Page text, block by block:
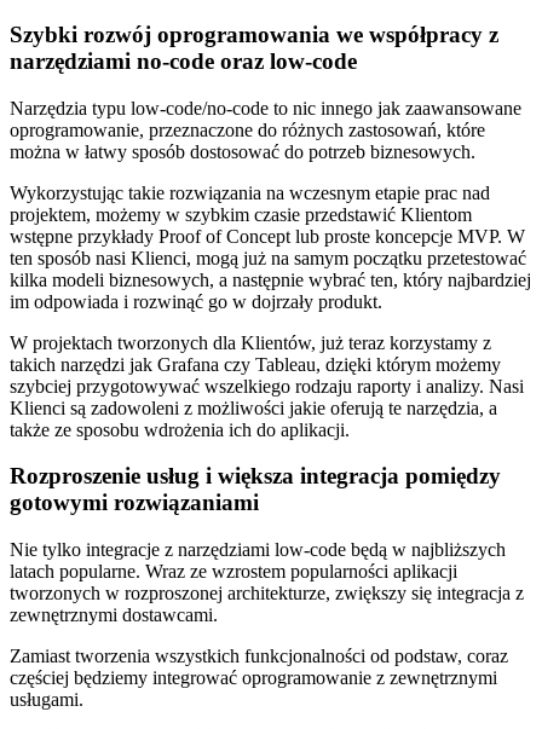
Szybki rozwój oprogramowania we współpracy z
narzędziami no-code oraz low-code
Narzędzia typu low-code/no-code to nic innego jak zaawansowane
oprogramowanie, przeznaczone do różnych zastosowań, które
można w łatwy sposób dostosować do potrzeb biznesowych.
Wykorzystując takie rozwiązania na wczesnym etapie prac nad
projektem, możemy w szybkim czasie przedstawić Klientom
wstępne przykłady Proof of Concept lub proste koncepcje MVP. W
ten sposób nasi Klienci, mogą już na samym początku przetestować
kilka modeli biznesowych, a następnie wybrać ten, który najbardziej
im odpowiada i rozwinąć go w dojrzały produkt.
W projektach tworzonych dla Klientów, już teraz korzystamy z
takich narzędzi jak Grafana czy Tableau, dzięki którym możemy
szybciej przygotowywać wszelkiego rodzaju raporty i analizy. Nasi
Klienci są zadowoleni z możliwości jakie oferują te narzędzia, a
także ze sposobu wdrożenia ich do aplikacji.
Rozproszenie usług i większa integracja pomiędzy
gotowymi rozwiązaniami
Nie tylko integracje z narzędziami low-code będą w najbliższych
latach popularne. Wraz ze wzrostem popularności aplikacji
tworzonych w rozproszonej architekturze, zwiększy się integracja z
zewnętrznymi dostawcami.
Zamiast tworzenia wszystkich funkcjonalności od podstaw, coraz
częściej będziemy integrować oprogramowanie z zewnętrznymi
usługami.